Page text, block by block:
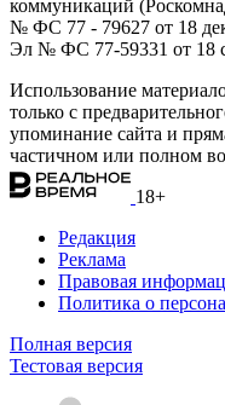
коммуникаций
№ ФС 77 - 79627 от 18
Эл № ФС 77-59331 от 18
Использование
только с
упоминание сайта и
частичном или полном
18+
Редакция
Реклама
Правовая
Политика о
Полная версия
Тестовая версия